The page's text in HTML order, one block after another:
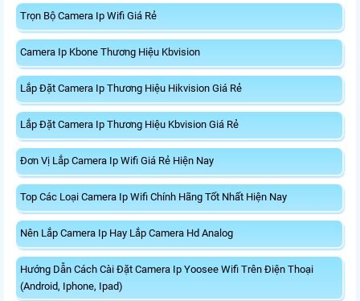
Trọn Bộ Camera Ip Wifi Giá Rẻ
Camera Ip Kbone Thương Hiệu Kbvision
Lắp Đặt Camera Ip Thương Hiệu Hikvision Giá Rẻ
Lắp Đặt Camera Ip Thương Hiệu Kbvision Giá Rẻ
Đơn Vị Lắp Camera Ip Wifi Giá Rẻ Hiện Nay
Top Các Loại Camera Ip Wifi Chính Hãng Tốt Nhất Hiện Nay
Nên Lắp Camera Ip Hay Lắp Camera Hd Analog
Hướng Dẫn Cách Cài Đặt Camera Ip Yoosee Wifi Trên Điện Thoại
(Android, Iphone, Ipad)